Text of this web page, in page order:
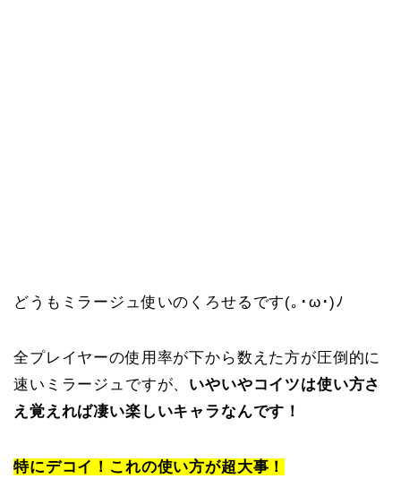
どうもミラージュ使いのくろせるです(｡･ω･)ﾉ
全プレイヤーの使用率が下から数えた方が圧倒的に
速いミラージュですが、 いやいやコイツは使い方さ
え覚えれば凄い楽しいキャラなんです！
特にデコイ！これの使い方が超大事！